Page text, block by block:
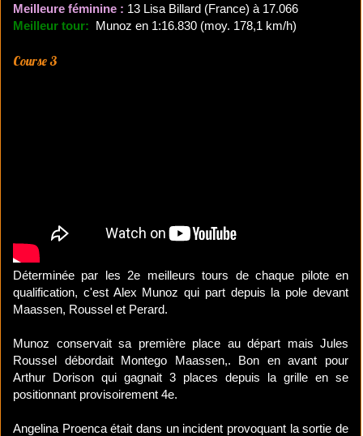
Meilleure féminine : 13 Lisa Billard (France) à 17.066
Meilleur tour: Munoz en 1:16.830 (moy. 178,1 km/h)
Course 3
Déterminée par les 2e meilleurs tours de chaque pilote en
qualification, c'est Alex Munoz qui part depuis la pole devant
Maassen, Roussel et Perard.
Munoz conservait sa première place au départ mais Jules
Roussel débordait Montego Maassen,. Bon en avant pour
Arthur Dorison qui gagnait 3 places depuis la grille en se
positionnant provisoirement 4e.
Angelina Proenca était dans un incident provoquant la sortie de